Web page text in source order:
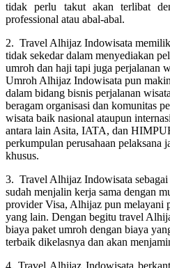
tidak perlu takut akan terlibat
professional atau abal-abal.
2. Travel Alhijaz Indowisata
tidak sekedar dalam menyediakan
umroh dan haji tapi juga perjalanan
Umroh Alhijaz Indowisata pun
dalam bidang bisnis perjalanan
beragam organisasi dan komunitas
wisata baik nasional ataupun
antara lain Asita, IATA, dan
perkumpulan perusahaan pelaksana
khusus.
3. Travel Alhijaz Indowisata
sudah menjalin kerja sama dengan
provider Visa, Alhijaz pun melayani
yang lain. Dengan begitu travel
biaya paket umroh dengan biaya
terbaik dikelasnya dan akan
4. Travel Alhijaz Indowisata